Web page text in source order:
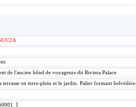
de l'ancien hôtel de voyageurs dit Riviera Palace
terrasse en terre-plein et le jardin. Palier formant belvédère.